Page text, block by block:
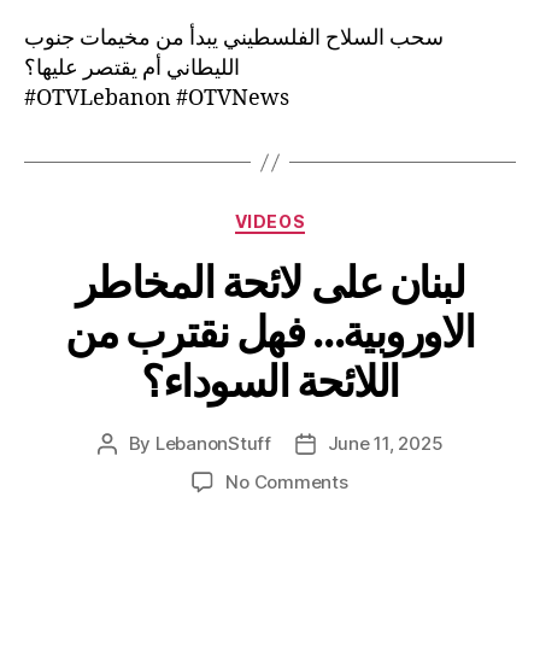
سحب السلاح الفلسطيني يبدأ من مخيمات جنوب
الليطاني أم يقتصر عليها؟
#OTVLebanon #OTVNews
Categories
VIDEOS
لبنان على لائحة المخاطر
الاوروبية… فهل نقترب من
اللائحة السوداء؟
Post
By LebanonStuff
Post
date
June 11, 2025
No Commentson